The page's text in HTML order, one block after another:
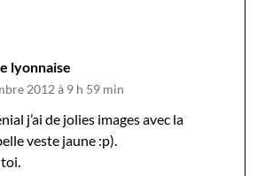
lyonnaise
2012 à 9 h 59 min
j’ai de jolies images avec la
veste jaune :p).